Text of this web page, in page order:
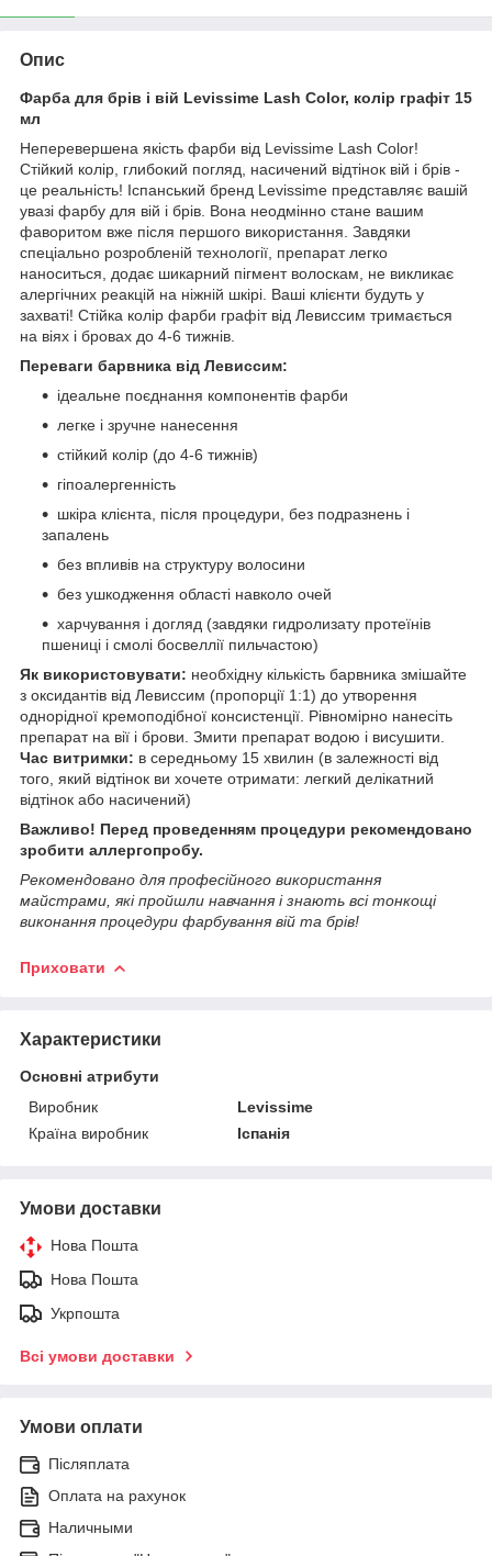
Опис
Фарба для брів і вій Levissime Lash Color, колір графіт 15
мл
Неперевершена якість фарби від Levissime Lash Color!
Стійкий колір, глибокий погляд, насичений відтінок вій і брів -
це реальність! Іспанський бренд Levissime представляє вашій
увазі фарбу для вій і брів. Вона неодмінно стане вашим
фаворитом вже після першого використання. Завдяки
спеціально розробленій технології, препарат легко
наноситься, додає шикарний пігмент волоскам, не викликає
алергічних реакцій на ніжній шкірі. Ваші клієнти будуть у
захваті! Стійка колір фарби графіт від Левиссим тримається
на віях і бровах до 4-6 тижнів.
Переваги барвника від Левиссим:
ідеальне поєднання компонентів фарби
легке і зручне нанесення
стійкий колір (до 4-6 тижнів)
гіпоалергенність
шкіра клієнта, після процедури, без подразнень і
запалень
без впливів на структуру волосини
без ушкодження області навколо очей
харчування і догляд (завдяки гидролизату протеїнів
пшениці і смолі босвеллії пильчастою)
Як використовувати: необхідну кількість барвника змішайте
з оксидантів від Левиссим (пропорції 1:1) до утворення
однорідної кремоподібної консистенції. Рівномірно нанесіть
препарат на вії і брови. Змити препарат водою і висушити.
Час витримки: в середньому 15 хвилин (в залежності від
того, який відтінок ви хочете отримати: легкий делікатний
відтінок або насичений)
Важливо! Перед проведенням процедури рекомендовано
зробити аллергопробу.
Рекомендовано для професійного використання
майстрами, які пройшли навчання і знають всі тонкощі
виконання процедури фарбування вій та брів!
Приховати
Характеристики
Основні атрибути
Виробник
Levissime
Країна виробник
Іспанія
Умови доставки
Нова Пошта
Нова Пошта
Укрпошта
Всі умови доставки
Умови оплати
Післяплата
Оплата на рахунок
Наличными